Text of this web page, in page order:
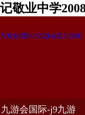
记敬业中学
九游会国际-j9九游会真人游戏
九游会国际-j9九游